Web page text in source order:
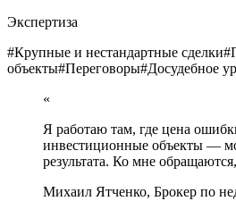
Экспертиза
#Крупные и нестандартные сделки#
объекты#Переговоры#Досудебное
«
Я работаю там, где цена
инвестиционные объекты —
результата. Ко мне
Михаил Ятченко, Брокер по